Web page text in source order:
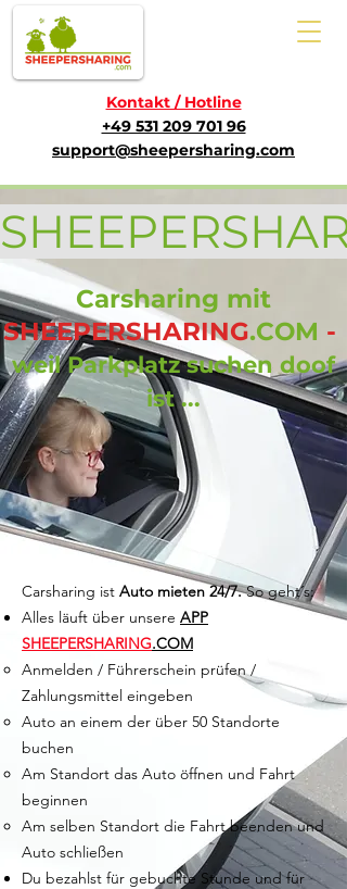
Kontakt / Hotline
+49 531 209 701 96
support@sheepersharing.com
Carsharing mit
SHEEPERSHARING.COM -
weil Parkplatz suchen doof
ist ...
Carsharing ist Auto mieten 24/7.So geht´s:
Alles läuft über unsere APP
SHEEPERSHARING.COM
Anmelden / Führerschein prüfen /
Zahlungsmittel eingeben
Auto an einem der über 50 Standorte
buchen
Am Standort das Auto öffnen und Fahrt
beginnen
Am selben Standort die Fahrt beenden und
Auto schließen
Du bezahlst für gebuchte Stunde und für